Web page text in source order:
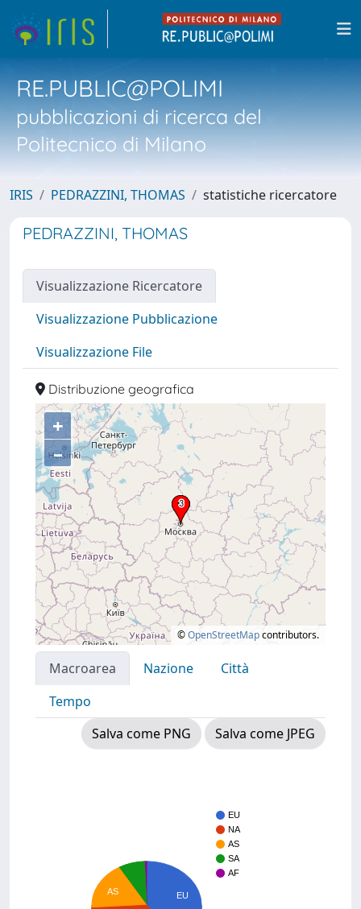
RE.PUBLIC@POLIMI
pubblicazioni di ricerca del
Politecnico di Milano
IRIS PEDRAZZINI, THOMAS statistiche ricercatore
PEDRAZZINI, THOMAS
Visualizzazione Ricercatore
Visualizzazione Pubblicazione
Visualizzazione File
Distribuzione geografica
+
–
©OpenStreetMapcontributors.
Macroarea Nazione
Città
Tempo
Salva come PNG
Salva come JPEG
EU
NA
AS
SA
AF
EU
AS